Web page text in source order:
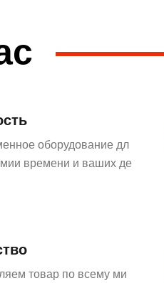
оборудование дл
времени и ваших де
товар по всему ми